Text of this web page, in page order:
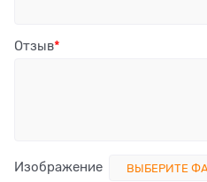
Отзыв
Изображение ВЫБЕРИТЕ